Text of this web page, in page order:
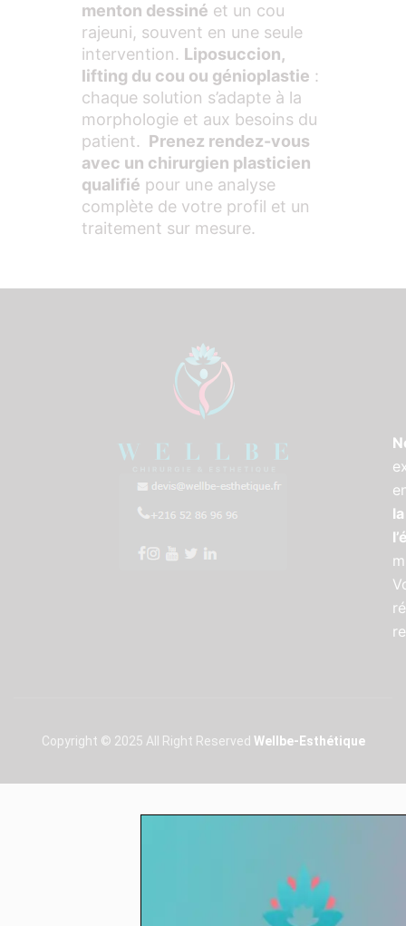
menton dessiné et un cou
rajeuni, souvent en une seule
intervention. Liposuccion,
lifting du cou ou génioplastie :
chaque solution s’adapte à la
morphologie et aux besoins du
patient. Prenez rendez-vous
avec un chirurgien plasticien
qualifié pour une analyse
complète de votre profil et un
traitement sur mesure.
Copyright © 2025 All Right Reserved Wellbe-Esthétique